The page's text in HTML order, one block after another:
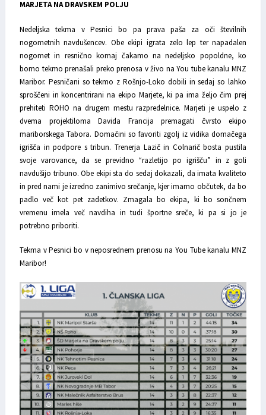
MARJETA NA DRAVSKEM POLJU
Nedeljska tekma v Pesnici bo pa prava paša za oči številnih
nogometnih navdušencev. Obe ekipi igrata zelo lep ter napadalen
nogomet in resnično komaj čakamo na nedeljsko popoldne, ko
bomo tekmo prenašali preko prenosa v živo na You tube kanalu MNZ
Maribor. Pesničani so tekmo z Rošnjo-Loko dobili in sedaj so lahko
sproščeni in koncentrirani na ekipo Marjete, ki pa ima željo čim prej
prehiteti ROHO na drugem mestu razpredelnice. Marjeti je uspelo z
dvema projektiloma Davida Francija premagati čvrsto ekipo
mariborskega Tabora. Domačini so favoriti zgolj iz vidika domačega
igrišča in podpore s tribun. Trenerja Lazič in Colnarič bosta pustila
svoje varovance, da se previdno “razletijo po igrišču” in z goli
navdušijo tribuno. Obe ekipi sta do sedaj dokazali, da imata kvaliteto
in pred nami je izredno zanimivo srečanje, kjer imamo občutek, da bo
padlo več kot pet zadetkov. Zmagala bo ekipa, ki bo sončnem
vremenu imela več navdiha in tudi športne sreče, ki pa si jo je
potrebno priboriti.
Tekma v Pesnici bo v neposrednem prenosu na You Tube kanalu MNZ
Maribor!